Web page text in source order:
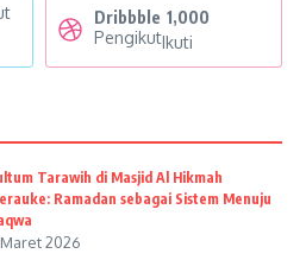
Dribbble 1,000
PengikutIkuti
Tarawih di Masjid Al Hikmah
Ramadan sebagai Sistem Menuju
Maret 2026